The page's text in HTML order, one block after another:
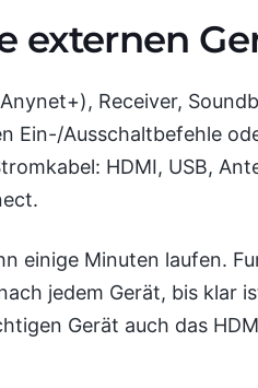
externen
Receiver,
Ein-/Ausschaltbefehle
HDMI, USB,
einige Minuten laufen.
jedem Gerät, bis klar
Gerät auch das